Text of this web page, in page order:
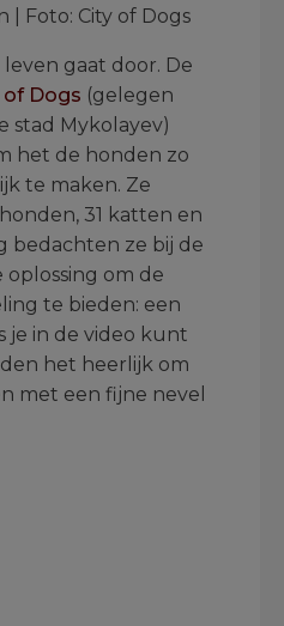
| Foto: City of Dogs
gaat door. De
of Dogs (gelegen
stad Mykolayev)
het de honden zo
te maken. Ze
31 katten en
bedachten ze bij de
om de
te bieden: een
je in de video kunt
het heerlijk om
met een fijne nevel